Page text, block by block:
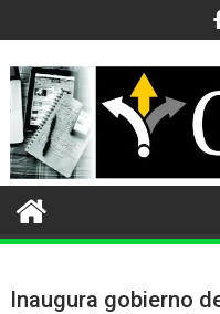
al
contenido
Inaugura gobierno